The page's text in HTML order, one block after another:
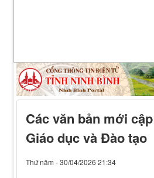
Các văn bản mới
Giáo dục và Đào tạo
Thứ năm - 30/04/2026 21:34